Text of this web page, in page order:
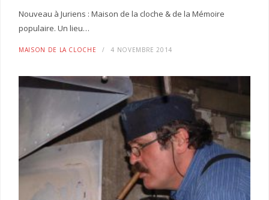
Nouveau à Juriens : Maison de la cloche & de la Mémoire
populaire. Un lieu…
MAISON DE LA CLOCHE 4 NOVEMBRE 2014